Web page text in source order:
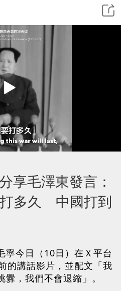
享毛澤東發言：
多久 中國打到
寧今日（10日）在Ｘ平台
的講話影片，並配文「我
，我們不會退縮」。